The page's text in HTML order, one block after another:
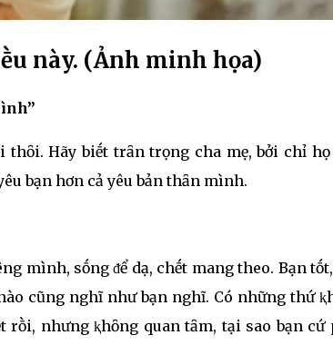
này. (Ảnh minh họa)
thȏi. Hãy biḗt trȃn trọng cha mẹ, bởi chỉ
bạn hơn cả yêu bản thȃn mình.
mình, sṓng ᵭể dạ, chḗt mang theo. Bạn
cũng nghĩ như bạn nghĩ. Có những thứ
rṑi, nhưng ⱪhȏng quan tȃm, tại sao bạn cứ